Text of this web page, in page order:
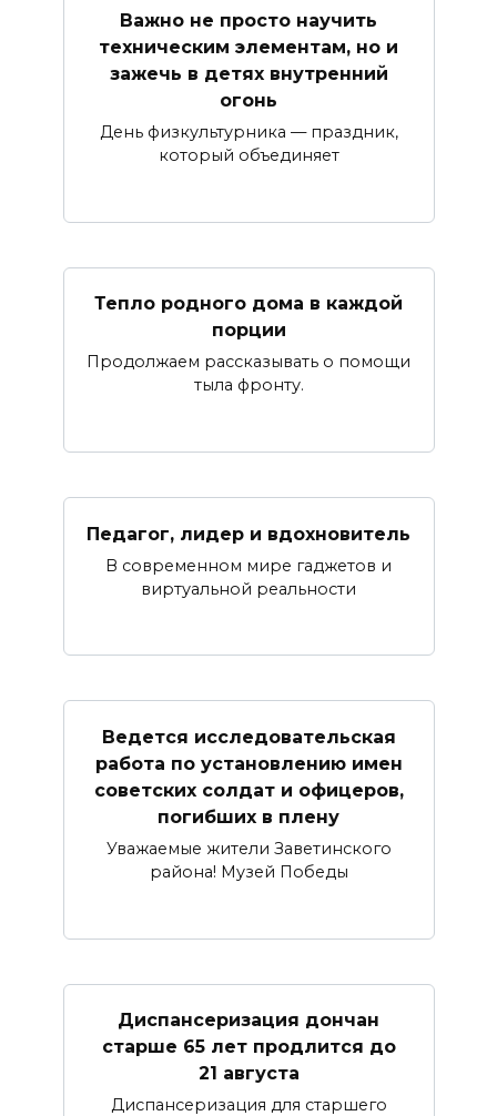
Важно не просто научить
техническим элементам, но и
зажечь в детях внутренний
огонь
День физкультурника — праздник,
который объединяет
Тепло родного дома в каждой
порции
Продолжаем рассказывать о помощи
тыла фронту.
Педагог, лидер и вдохновитель
В современном мире гаджетов и
виртуальной реальности
Ведется исследовательская
работа по установлению имен
советских солдат и офицеров,
погибших в плену
Уважаемые жители Заветинского
района! Музей Победы
Диспансеризация дончан
старше 65 лет продлится до
21 августа
Диспансеризация для старшего